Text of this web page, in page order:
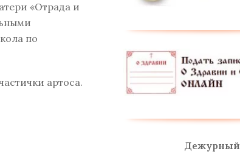
«Отрада и
по
артоса.
Дежурный